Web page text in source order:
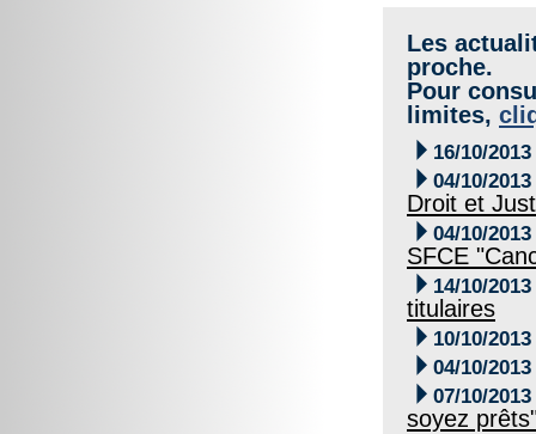
Les
proche.
Pour
limites,
 16/10/2013
 04/10/2013
Droit et
 04/10/2013
SFCE
 14/10/2013
titulaires
 10/10/2013
 04/10/2013
 07/10/2013
soyez